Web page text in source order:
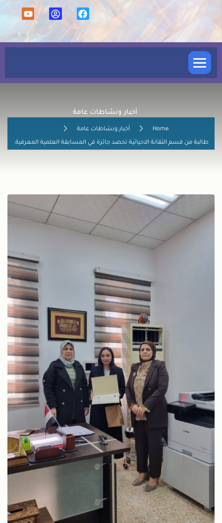
الشعب والوحدات
الأقسام العلمية
شؤون التدريسين
شؤون الطلبة
أخبار ونشاطات عامة
Home أخبار ونشاطات عامة
طالبة من قسم التقانة الاحيائية تحصد جائزة في المسابقة العلمية المعرفية.